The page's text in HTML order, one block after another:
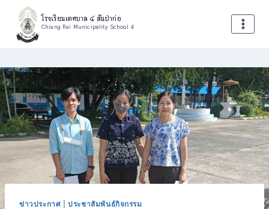
โรงเรียนเทศบาล ๔ สันป่าก่อ
Chiang Rai Municipality School 4
ข่าวประกาศ |ประชาสัมพันธ์กิจกรรม